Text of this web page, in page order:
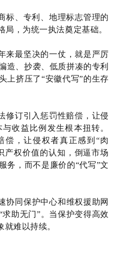
标、专利、地理标志管理的
局，为统一执法奠定基础。
来最坚决的一仗，就是严厉
造、抄袭、低质拼凑的专利
上挤压了“安徽代写”的生存
修订引入惩罚性赔偿，让侵
收益比例发生根本扭转。
偿，让侵权者真正感到 “肉
产权价值的认知，倒逼市场
务，而不是廉价的“代写”文
协同保护中心和维权援助网
求助无门”。当保护变得高效
就难以持续。